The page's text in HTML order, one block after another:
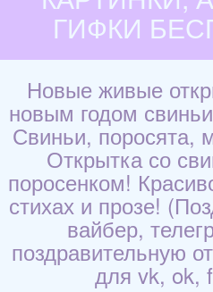
ГИФКИ
Новые живые
новым годом
Свиньи, поросята,
Открытка со
поросенком!
стихах и прозе!
вайбер,
поздравительную
для vk, ok,